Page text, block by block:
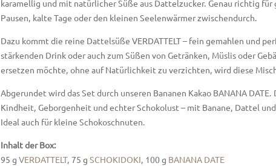
karamellig und mit natürlicher Süße aus Dattelzucker. Genau richtig
Pausen, kalte Tage oder den kleinen Seelenwärmer zwischendurch.
Dazu kommt die reine Dattelsüße VERDATTELT – fein gemahlen und
stärkenden Drink oder auch zum Süßen von Getränken, Müslis oder
ersetzen möchte, ohne auf Natürlichkeit zu verzichten, wird diese
Abgerundet wird das Set durch unseren Bananen Kakao BANANA DATE.
Kindheit, Geborgenheit und echter Schokolust – mit Banane, Dattel
Ideal auch für kleine Schokoschnuten.
Inhalt der Box:
95 gVERDATTELT, 75 gSCHOKIDOKI , 100 g BANANA DATE